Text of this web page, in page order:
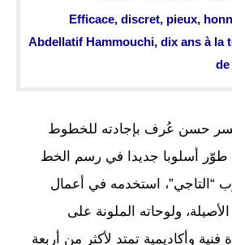
Efficace, discret, pieux,
Abdellatif Hammouchi, dix ans à la
السر حسن عُرف بإجادته للخطوط
طوّر أسلوبا جديدا في رسم الخط
“التاجي”، استخدمه في أعمال
ولوحاته الملونة على
فنية وأكاديمية تمتد لأكثر من أربعة